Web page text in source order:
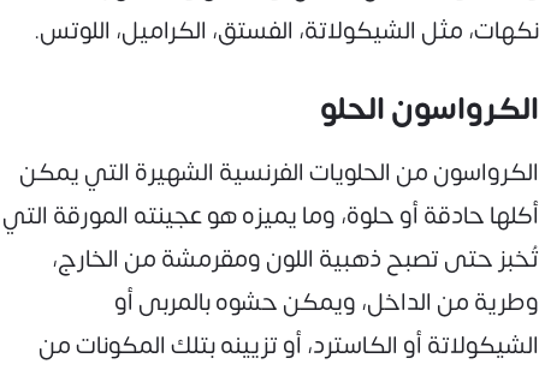
نكهات، مثل الشيكولاتة، الفستق، الكراميل، اللوتس.
الكرواسون الحلو
الكرواسون من الحلويات الفرنسية الشهيرة التي يمكن
أكلها حادقة أو حلوة، وما يميزه هو عجينته المورقة التي
تُخبز حتى تصبح ذهبية اللون ومقرمشة من الخارج،
وطرية من الداخل، ويمكن حشوه بالمربى أو
الشيكولاتة أو الكاسترد، أو تزيينه بتلك المكونات من